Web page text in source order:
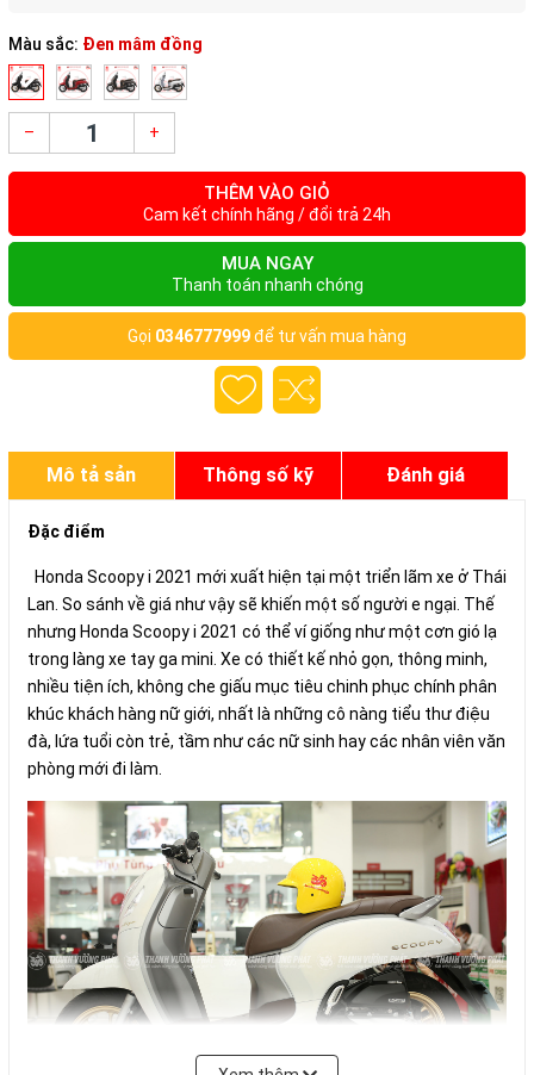
Màu sắc: Đen mâm đồng
– +
THÊM VÀO GIỎ
Cam kết chính hãng / đổi trả 24h
MUA NGAY
Thanh toán nhanh chóng
Gọi 0346777999để tư vấn mua hàng
Mô tả sản
phẩm
Thông số kỹ Đánh giá
Đặc điểm
Honda Scoopy i 2021 mới xuất hiện tại một triển lãm xe ở Thái
Lan. So sánh về giá như vậy sẽ khiến một số người e ngại. Thế
nhưng Honda Scoopy i 2021 có thể ví giống như một cơn gió lạ
trong làng xe tay ga mini. Xe có thiết kế nhỏ gọn, thông minh,
nhiều tiện ích, không che giấu mục tiêu chinh phục chính phân
khúc khách hàng nữ giới, nhất là những cô nàng tiểu thư điệu
đà, lứa tuổi còn trẻ, tầm như các nữ sinh hay các nhân viên văn
phòng mới đi làm.